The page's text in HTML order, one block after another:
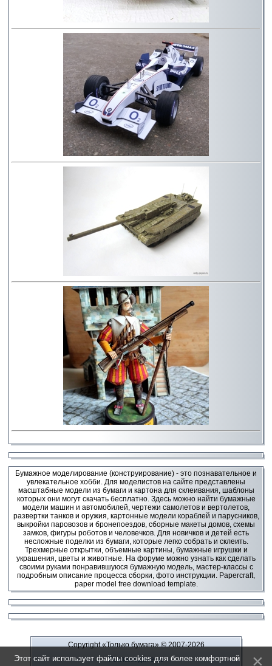
Бумажное моделирование (конструирование) - это познавательное и
увлекательное хобби. Для моделистов на сайте представлены
масштабные модели из бумаги и картона для склеивания, шаблоны
которых они могут скачать бесплатно. Здесь можно найти бумажные
модели машин и автомобилей, чертежи самолетов и вертолетов,
развертки танков и оружия, картонные модели кораблей и парусников,
выкройки паровозов и бронепоездов, сборные макеты домов, схемы
замков, фигуры роботов и человечков. Для новичков и детей есть
несложные поделки из бумаги, которые легко собрать и склеить.
Трехмерные открытки, объемные картины, бумажные игрушки и
украшения, цветы и животные. На форуме можно узнать как сделать
своими руками понравившуюся бумажную модель, мастер-классы с
подробным описание процесса сборки, фото инструкции. Papercraft,
paper model free download template.
Copyright «Только бумага»© 2007-2026
Рекламодателю
Этот сайт использует файлы cookies для более комфортной